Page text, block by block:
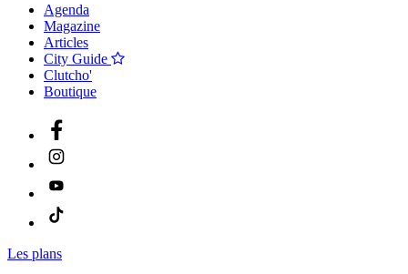
Agenda
Magazine
Articles
City Guide
Clutcho'
Boutique
Les plans